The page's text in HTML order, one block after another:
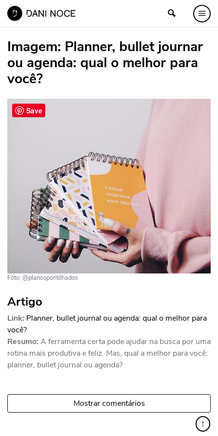
Imagem: Planner, bullet journar
ou agenda: qual o melhor para
você?
Foto: @planospontilhados
Artigo
Link: Planner, bullet journal ou agenda: qual o melhor para
você?
Resumo: A ferramenta certa pode ajudar na busca por uma
rotina mais produtiva e feliz. Mas, qual a melhor para você:
planner, bullet journal ou agenda?
Mostrar comentários
↑
Save